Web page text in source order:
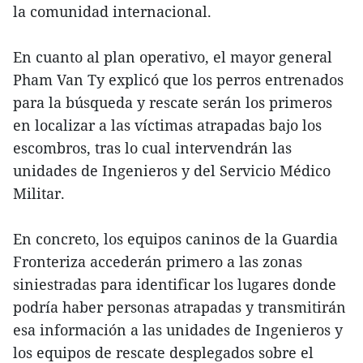
la comunidad internacional.
En cuanto al plan operativo, el mayor general
Pham Van Ty explicó que los perros entrenados
para la búsqueda y rescate serán los primeros
en localizar a las víctimas atrapadas bajo los
escombros, tras lo cual intervendrán las
unidades de Ingenieros y del Servicio Médico
Militar.
En concreto, los equipos caninos de la Guardia
Fronteriza accederán primero a las zonas
siniestradas para identificar los lugares donde
podría haber personas atrapadas y transmitirán
esa información a las unidades de Ingenieros y
los equipos de rescate desplegados sobre el